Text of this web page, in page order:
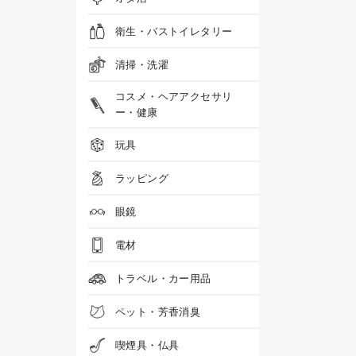
衛生・バストイレタリー
清掃・洗濯
コスメ・ヘアアクセサリ
ー・健康
玩具
ラッピング
眼鏡
電材
トラベル・カー用品
ペット・芳香消臭
喫煙具・仏具